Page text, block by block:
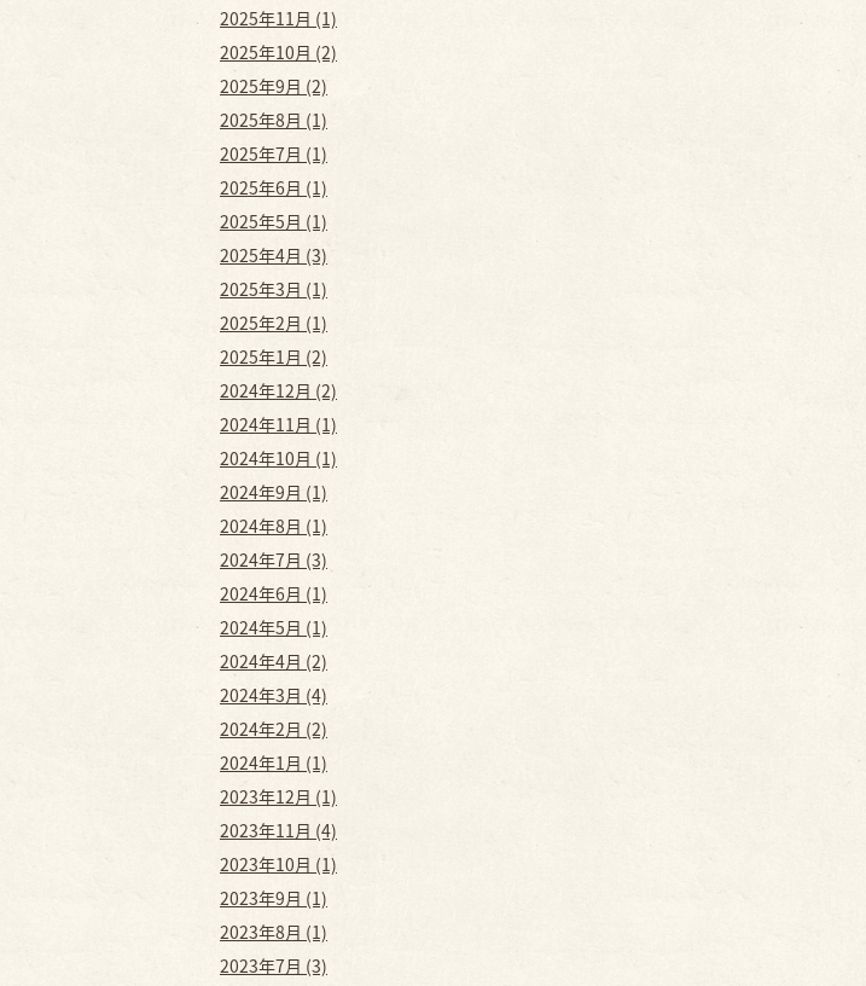
2025年11月 (1)
2025年10月 (2)
2025年9月 (2)
2025年8月 (1)
2025年7月 (1)
2025年6月 (1)
2025年5月 (1)
2025年4月 (3)
2025年3月 (1)
2025年2月 (1)
2025年1月 (2)
2024年12月 (2)
2024年11月 (1)
2024年10月 (1)
2024年9月 (1)
2024年8月 (1)
2024年7月 (3)
2024年6月 (1)
2024年5月 (1)
2024年4月 (2)
2024年3月 (4)
2024年2月 (2)
2024年1月 (1)
2023年12月 (1)
2023年11月 (4)
2023年10月 (1)
2023年9月 (1)
2023年8月 (1)
2023年7月 (3)